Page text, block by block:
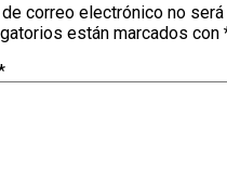
correo electrónico no será
están marcados con